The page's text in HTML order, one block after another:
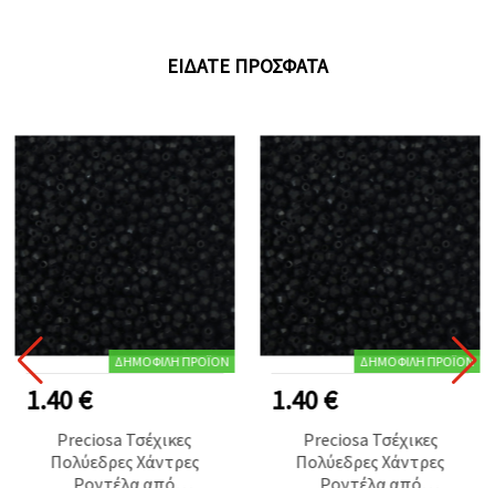
σκουλαρίκια
ΕΊΔΑΤΕ ΠΡΌΣΦΑΤΑ
ΔΗΜΟΦΙΛΉ ΠΡΟΪΌΝ
1.40 €
Preciosa Τσέχικες
Πολύεδρες Χάντρες
Ροντέλα από
ΔΗΜΟΦΙΛΉ ΠΡΟΪΌΝ
1.40 €
Preciosa Τσέχικες
Πολύεδρες Χάντρες
Ροντέλα από